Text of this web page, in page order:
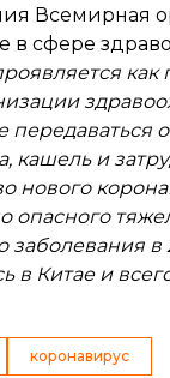
Всемирная
в сфере
кашель и
нового
опасного
заболевания
в Китае и
коронавирус